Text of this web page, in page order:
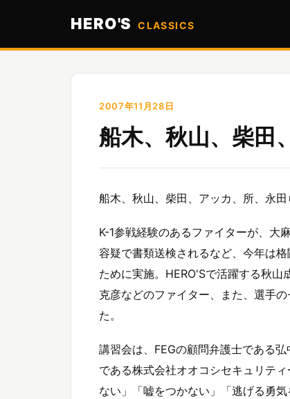
HERO'S CLASSICS
2007年11月28日
船木、秋山、柴田
船木、秋山、柴田、アッカ、所、永
K-1参戦経験のあるファイターが、大
容疑で書類送検されるなど、今年は
ために実施。HERO'Sで活躍する秋
克彦などのファイター、また、選手
た。
講習会は、FEGの顧問弁護士である
である株式会社オオコシセキュリテ
ない」「嘘をつかない」「逃げる勇